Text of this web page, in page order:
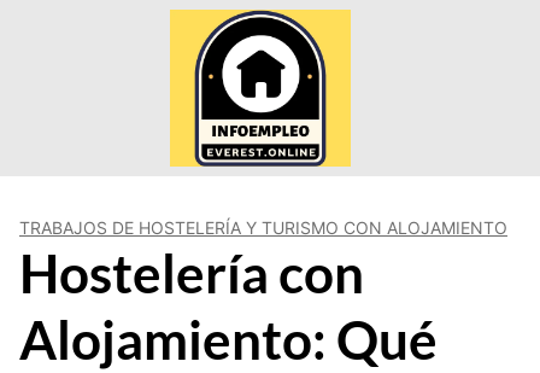
TRABAJOS DE HOSTELERÍA Y TURISMO CON ALOJAMIENTO
Hostelería con
Alojamiento: Qué